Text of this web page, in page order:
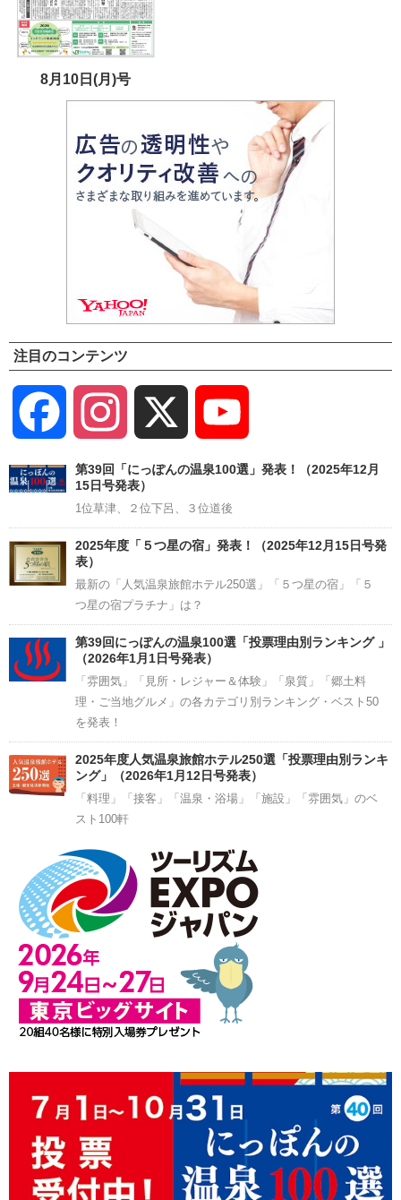
8月10日(月)号
注目のコンテンツ
Facebook Instagram
Channel
第39回「にっぽんの温泉100選」発表！（2025年12月
15日号発表）
1位草津、２位下呂、３位道後
2025年度「５つ星の宿」発表！（2025年12月15日号発
表）
最新の「人気温泉旅館ホテル250選」「５つ星の宿」「５
つ星の宿プラチナ」は？
第39回にっぽんの温泉100選「投票理由別ランキング 」
（2026年1月1日号発表）
「雰囲気」「見所・レジャー＆体験」「泉質」「郷土料
理・ご当地グルメ」の各カテゴリ別ランキング・ベスト50
を発表！
2025年度人気温泉旅館ホテル250選「投票理由別ランキ
ング」（2026年1月12日号発表）
「料理」「接客」「温泉・浴場」「施設」「雰囲気」のベ
スト100軒